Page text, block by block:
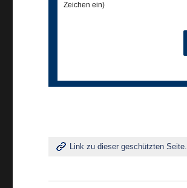
Zeichen ein)
Link zu dieser geschützten Seite.